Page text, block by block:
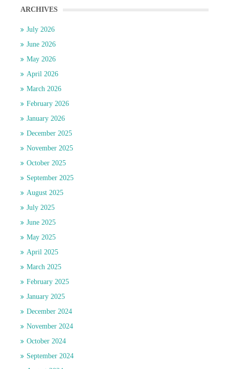
ARCHIVES
July 2026
June 2026
May 2026
April 2026
March 2026
February 2026
January 2026
December 2025
November 2025
October 2025
September 2025
August 2025
July 2025
June 2025
May 2025
April 2025
March 2025
February 2025
January 2025
December 2024
November 2024
October 2024
September 2024